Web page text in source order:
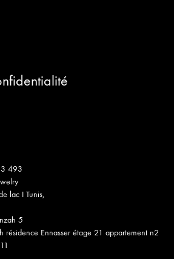
493
lac I Tunis,
5
résidence Ennasser étage 21 appartement n2